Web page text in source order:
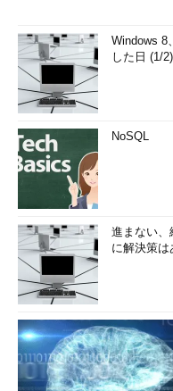
Windows 8
した日 (1/2)
NoSQL
進まない、
に解決策